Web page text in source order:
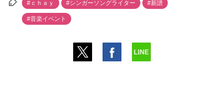
#ｃｈａｙ #シンガーソングライター #新譜
#音楽イベント